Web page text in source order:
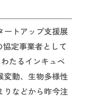
ートアップ支援展
定事業者として
たるインキュベ
変動、生物多様性
りなどから昨今注